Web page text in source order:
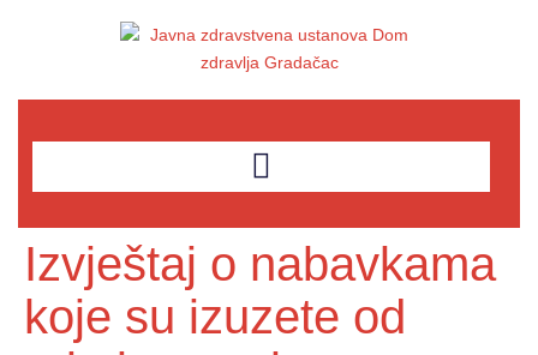
Izvještaj o nabavkama
koje su izuzete od